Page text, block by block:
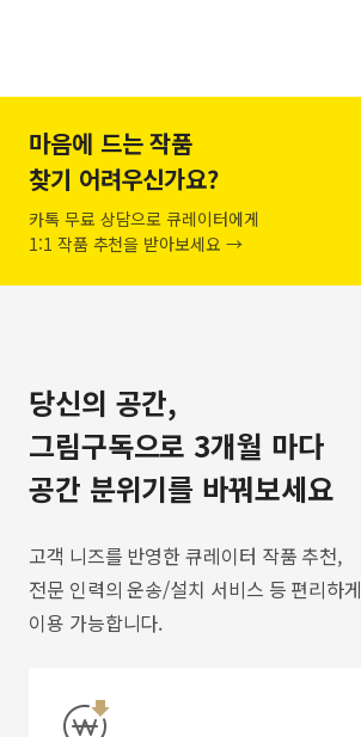
마음에 드는 작품
찾기 어려우신가요?
카톡 무료 상담으로 큐레이터에게
1:1 작품 추천을 받아보세요 →
당신의 공간,
그림구독으로 3개월 마다
공간 분위기를 바꿔보세요
고객 니즈를 반영한 큐레이터 작품 추천,
전문 인력의 운송/설치 서비스 등 편리하게
이용 가능합니다.